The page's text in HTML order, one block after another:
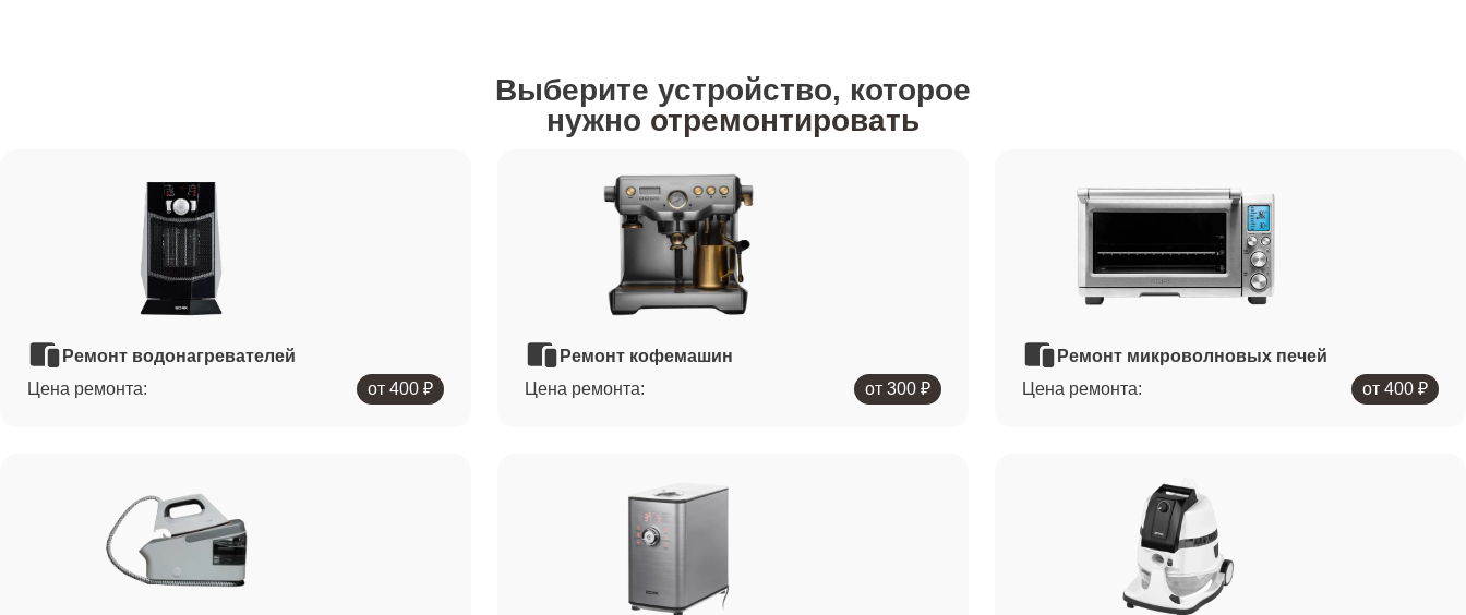
Выберите устройство, которое
нужно отремонтировать
Ремонт водонагревателей
Цена ремонта:
от 400 ₽
Ремонт кофемашин
Цена ремонта:
от 300 ₽
Ремонт микроволновых печей
Цена ремонта:
от 400 ₽